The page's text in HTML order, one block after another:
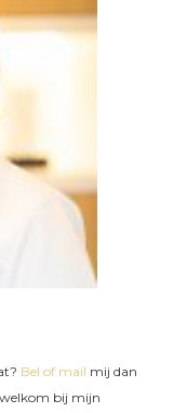
Bel of mail mij dan
bij mijn